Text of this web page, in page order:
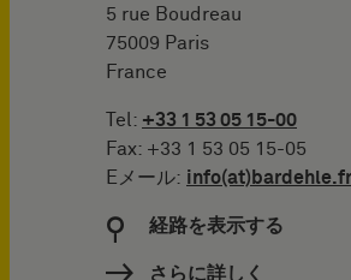
5 rue Boudreau
75009 Paris
France
Tel: +33 1 53 05 15-00
Fax: +33 1 53 05 15-05
Eメール: info(at)bardehle.fr
経路を表示する
さらに詳しく